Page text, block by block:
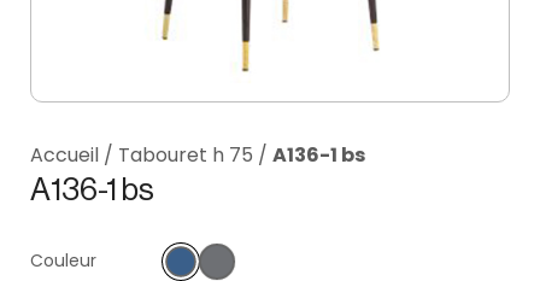
Accueil / Tabouret h 75 / A136-1 bs
A136-1 bs
Couleur